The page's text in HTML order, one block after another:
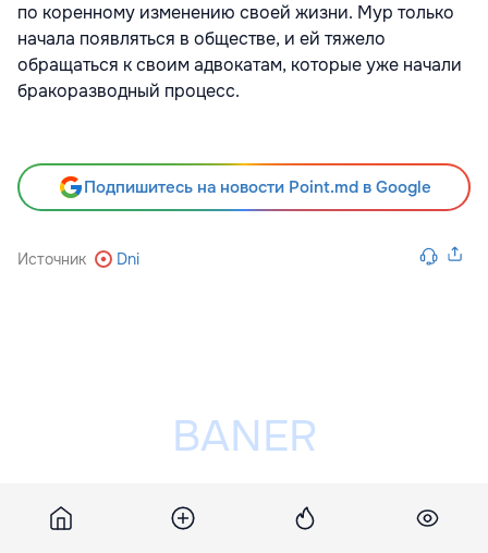
по коренному изменению своей жизни. Мур только
начала появляться в обществе, и ей тяжело
обращаться к своим адвокатам, которые уже начали
бракоразводный процесс.
Подпишитесь на новости Point.md в Google
Источник Dni